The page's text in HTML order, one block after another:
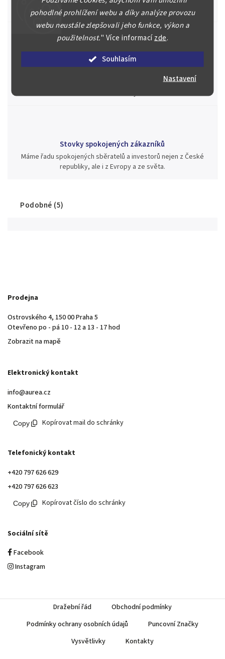
pohodlné prohlížení webu a díky analýze provozu
webu neustále zlepšovali jeho funkce, výkon a
použitelnost." Více informacízde.
Souhlasím
Nastavení
aukci nebo Vám poradíme kam investovat.
Jsme zde pro Vás nepřetržitě již od roku 2000
Během té doby jsme v našich aukcích prodali významné sbírky i
jednotlivé kusy unikátních mincí, bankovek, řádů a vyznamenání
Stovky spokojených zákazníků
Máme řadu spokojených sběratelů a investorů nejen z České
republiky, ale i z Evropy a ze světa.
Podobné (5)
Prodejna
Ostrovského 4, 150 00 Praha 5
Otevřeno po - pá 10 - 12 a 13 - 17 hod
Zobrazit na mapě
Elektronický kontakt
info@aurea.cz
Kontaktní formulář
Kopírovat mail do schránky
Telefonický kontakt
+420 797 626 629
+420 797 626 623
Kopírovat číslo do schránky
Sociální sítě
Facebook
Instagram
Dražební řád
Obchodní podmínky
Podmínky ochrany osobních údajů
Puncovní Značky
Vysvětlivky
Kontakty